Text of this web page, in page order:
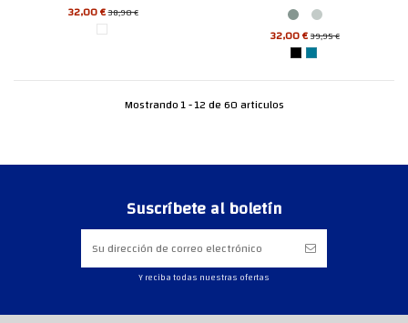
32,00 €38,90 €
32,00 €39,95 €
Mostrando 1 - 12 de 60 articulos
Suscríbete al boletín
Y reciba todas nuestras ofertas